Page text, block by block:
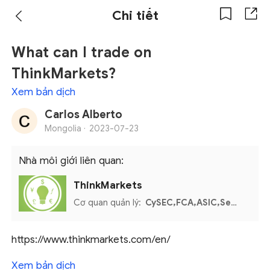
Chi tiết
What can I trade on
ThinkMarkets?
Xem bản dịch
Carlos Alberto
Mongolia · 2023-07-23
Nhà môi giới liên quan:
ThinkMarkets
Cơ quan quản lý: CySEC,FCA,ASIC,Seychelles FSA,FSCA
https://www.thinkmarkets.com/en/
Xem bản dịch